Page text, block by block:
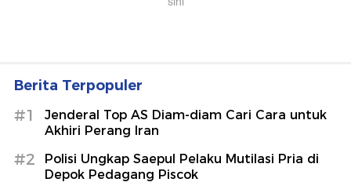
Berita Terpopuler
#1
Jenderal Top AS Diam-diam Cari Cara untuk
Akhiri Perang Iran
#2
Polisi Ungkap Saepul Pelaku Mutilasi Pria di
Depok Pedagang Piscok